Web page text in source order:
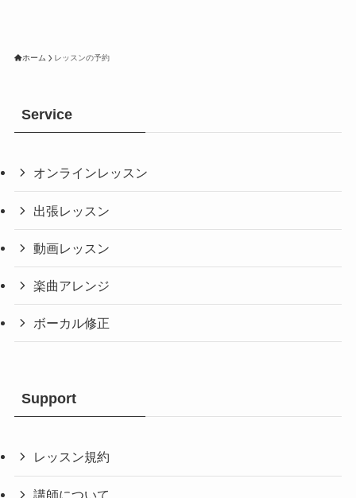
ホーム レッスンの予約
Service
オンラインレッスン
出張レッスン
動画レッスン
楽曲アレンジ
ボーカル修正
Support
レッスン規約
講師について